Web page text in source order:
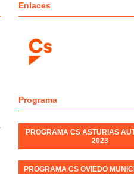
Enlaces
Programa
PROGRAMA CS ASTURIAS
2023
PROGRAMA CS OVIEDO